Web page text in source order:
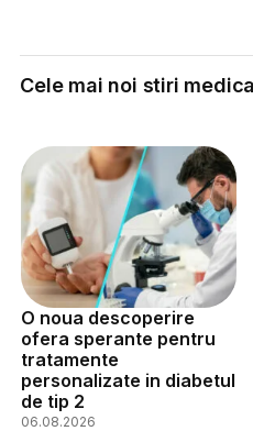
Cele mai noi stiri
O noua descoperire
ofera sperante pentru
tratamente
personalizate in diabetul
de tip 2
06.08.2026